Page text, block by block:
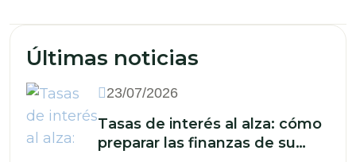
Últimas noticias
23/07/2026
Tasas de interés al alza: cómo
preparar las finanzas de su